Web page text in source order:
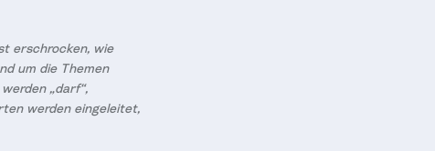
erschrocken, wie
um die Themen
„darf“,
werden eingeleitet,